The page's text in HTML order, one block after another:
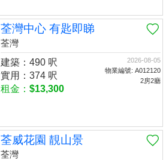
荃灣中心 有匙即睇
荃灣
2026-08-05
物業編號: A012120
2房2廳
建築：490 呎
實用：374 呎
租金： $13,300
荃威花園 靚山景
荃灣